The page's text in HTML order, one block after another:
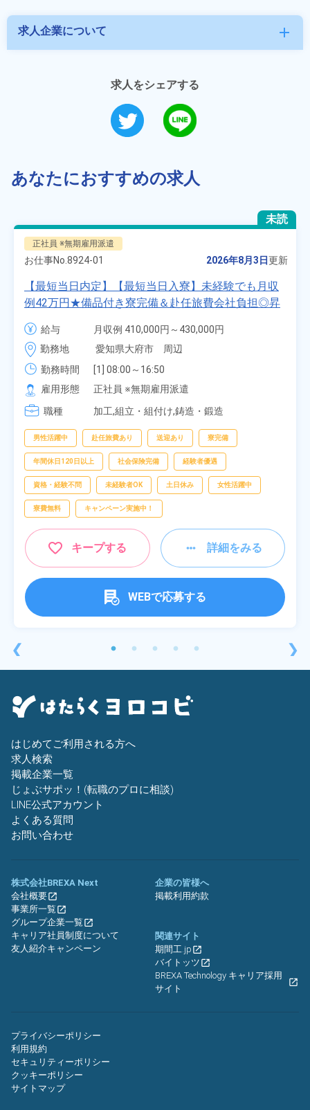
求人企業について add
求人をシェアする
あなたにおすすめの求人
❮
未読
正社員 ※無期雇用派遣
お仕事No. 8924-01 2026年8月3日更新
【最短当日内定】【最短当日入寮】未経験でも月収
例42万円★備品付き寮完備＆赴任旅費会社負担◎昇
給・業績賞与あり！組立や塗装など自動車製造の各
種作業！《愛知県大府市》
給与
月収例 410,000円～430,000円
月給 277,000円～277,000円
勤務地
愛知県大府市　周辺
勤務時間
[1] 08:00～16:50
[2] 06:25～15:10
[3] 17:05～01:50
雇用形態
正社員 ※無期雇用派遣
職種
加工,組立・組付け,鋳造・鍛造
男性活躍中 赴任旅費あり 送迎あり 寮完備
年間休日120日以上 社会保険完備 経験者優遇
資格・経験不問 未経験者OK 土日休み 女性活躍中
寮費無料 キャンペーン実施中！
キープする 詳細をみる
WEBで応募する
❯
はじめてご利用される方へ
求人検索
掲載企業一覧
じょぶサポッ！(転職のプロに相談)
LINE公式アカウント
よくある質問
お問い合わせ
株式会社BREXA Next
会社概要
事業所一覧
グループ企業一覧
キャリア社員制度について
友人紹介キャンペーン
企業の皆様へ
掲載利用約款
関連サイト
期間工.jp
バイトッツ
BREXA Technology キャリア採用
サイト
プライバシーポリシー
利用規約
セキュリティーポリシー
クッキーポリシー
サイトマップ